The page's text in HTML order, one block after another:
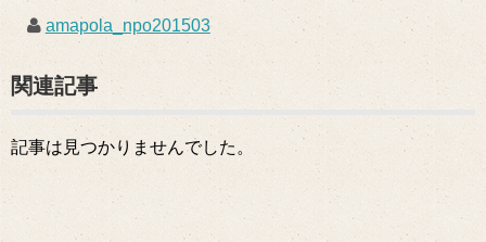
amapola_npo201503
関連記事
記事は見つかりませんでした。